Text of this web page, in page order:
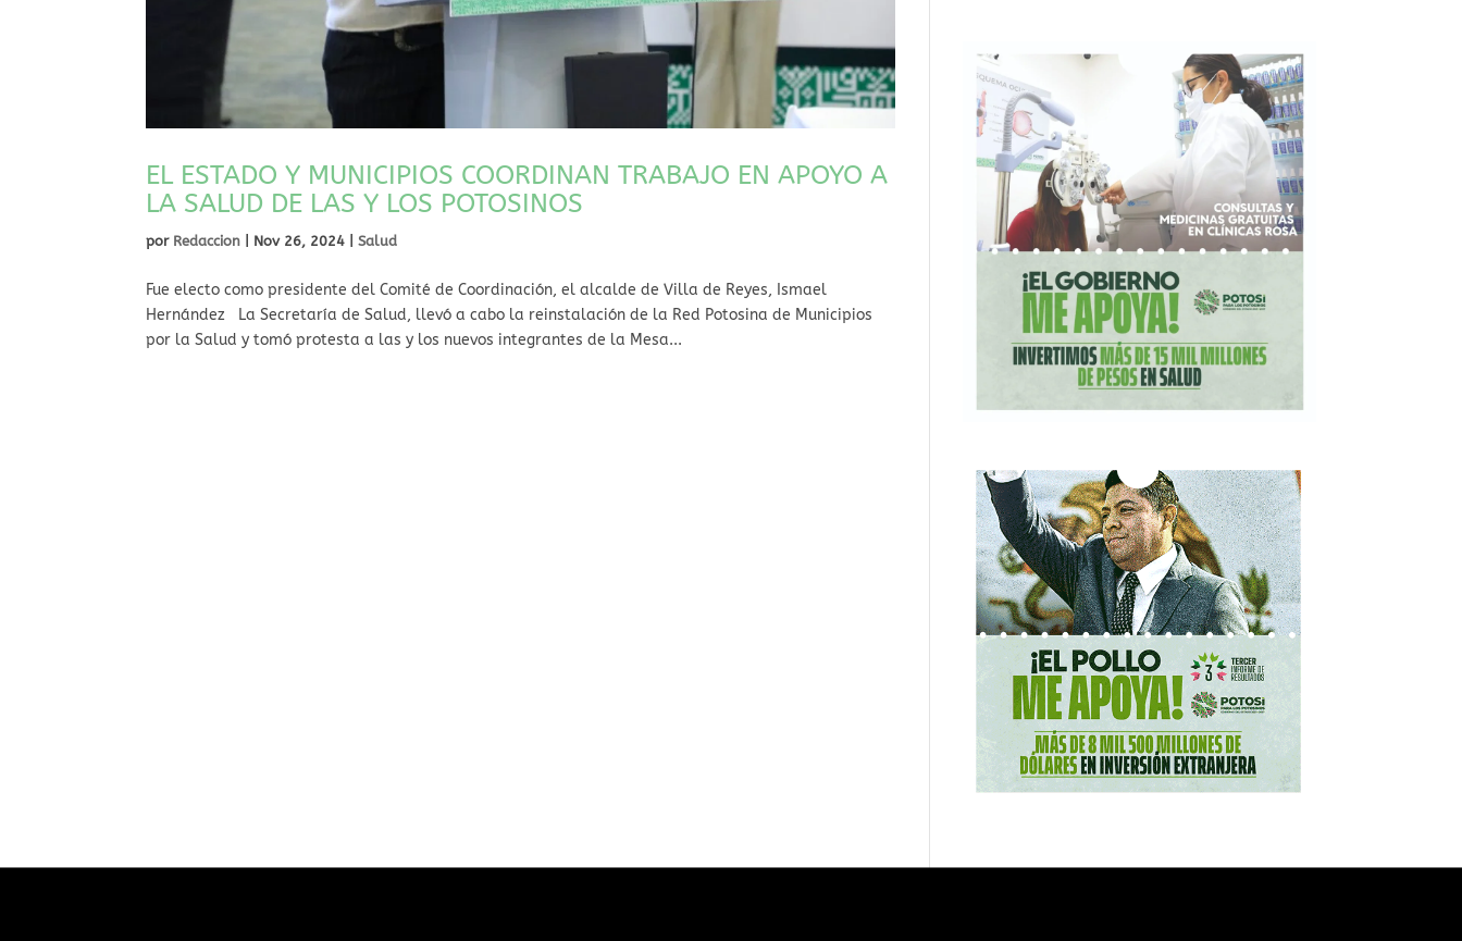
EL ESTADO Y MUNICIPIOS COORDINAN TRABAJO EN APOYO A
LA SALUD DE LAS Y LOS POTOSINOS
por Redaccion Nov 26, 2024 |Salud
Fue electo como presidente del Comité de Coordinación, el alcalde de Villa de Reyes, Ismael
Hernández La Secretaría de Salud, llevó a cabo la reinstalación de la Red Potosina de Municipios
por la Salud y tomó protesta a las y los nuevos integrantes de la Mesa...